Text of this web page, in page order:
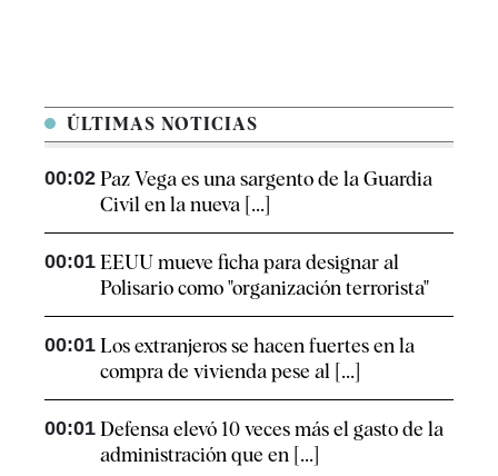
ÚLTIMAS NOTICIAS
00:02 Paz Vega es una sargento de la Guardia
Civil en la nueva [...]
00:01 EEUU mueve ficha para designar al
Polisario como "organización terrorista"
00:01 Los extranjeros se hacen fuertes en la
compra de vivienda pese al [...]
00:01 Defensa elevó 10 veces más el gasto de la
administración que en [...]